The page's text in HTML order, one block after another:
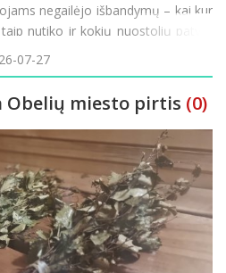
negailėjo išbandymų – kai kur
nutiko ir kokių nuostolių patyrė
85-ąsias Holokausto
07-27
Obelių miesto pirtis (0)